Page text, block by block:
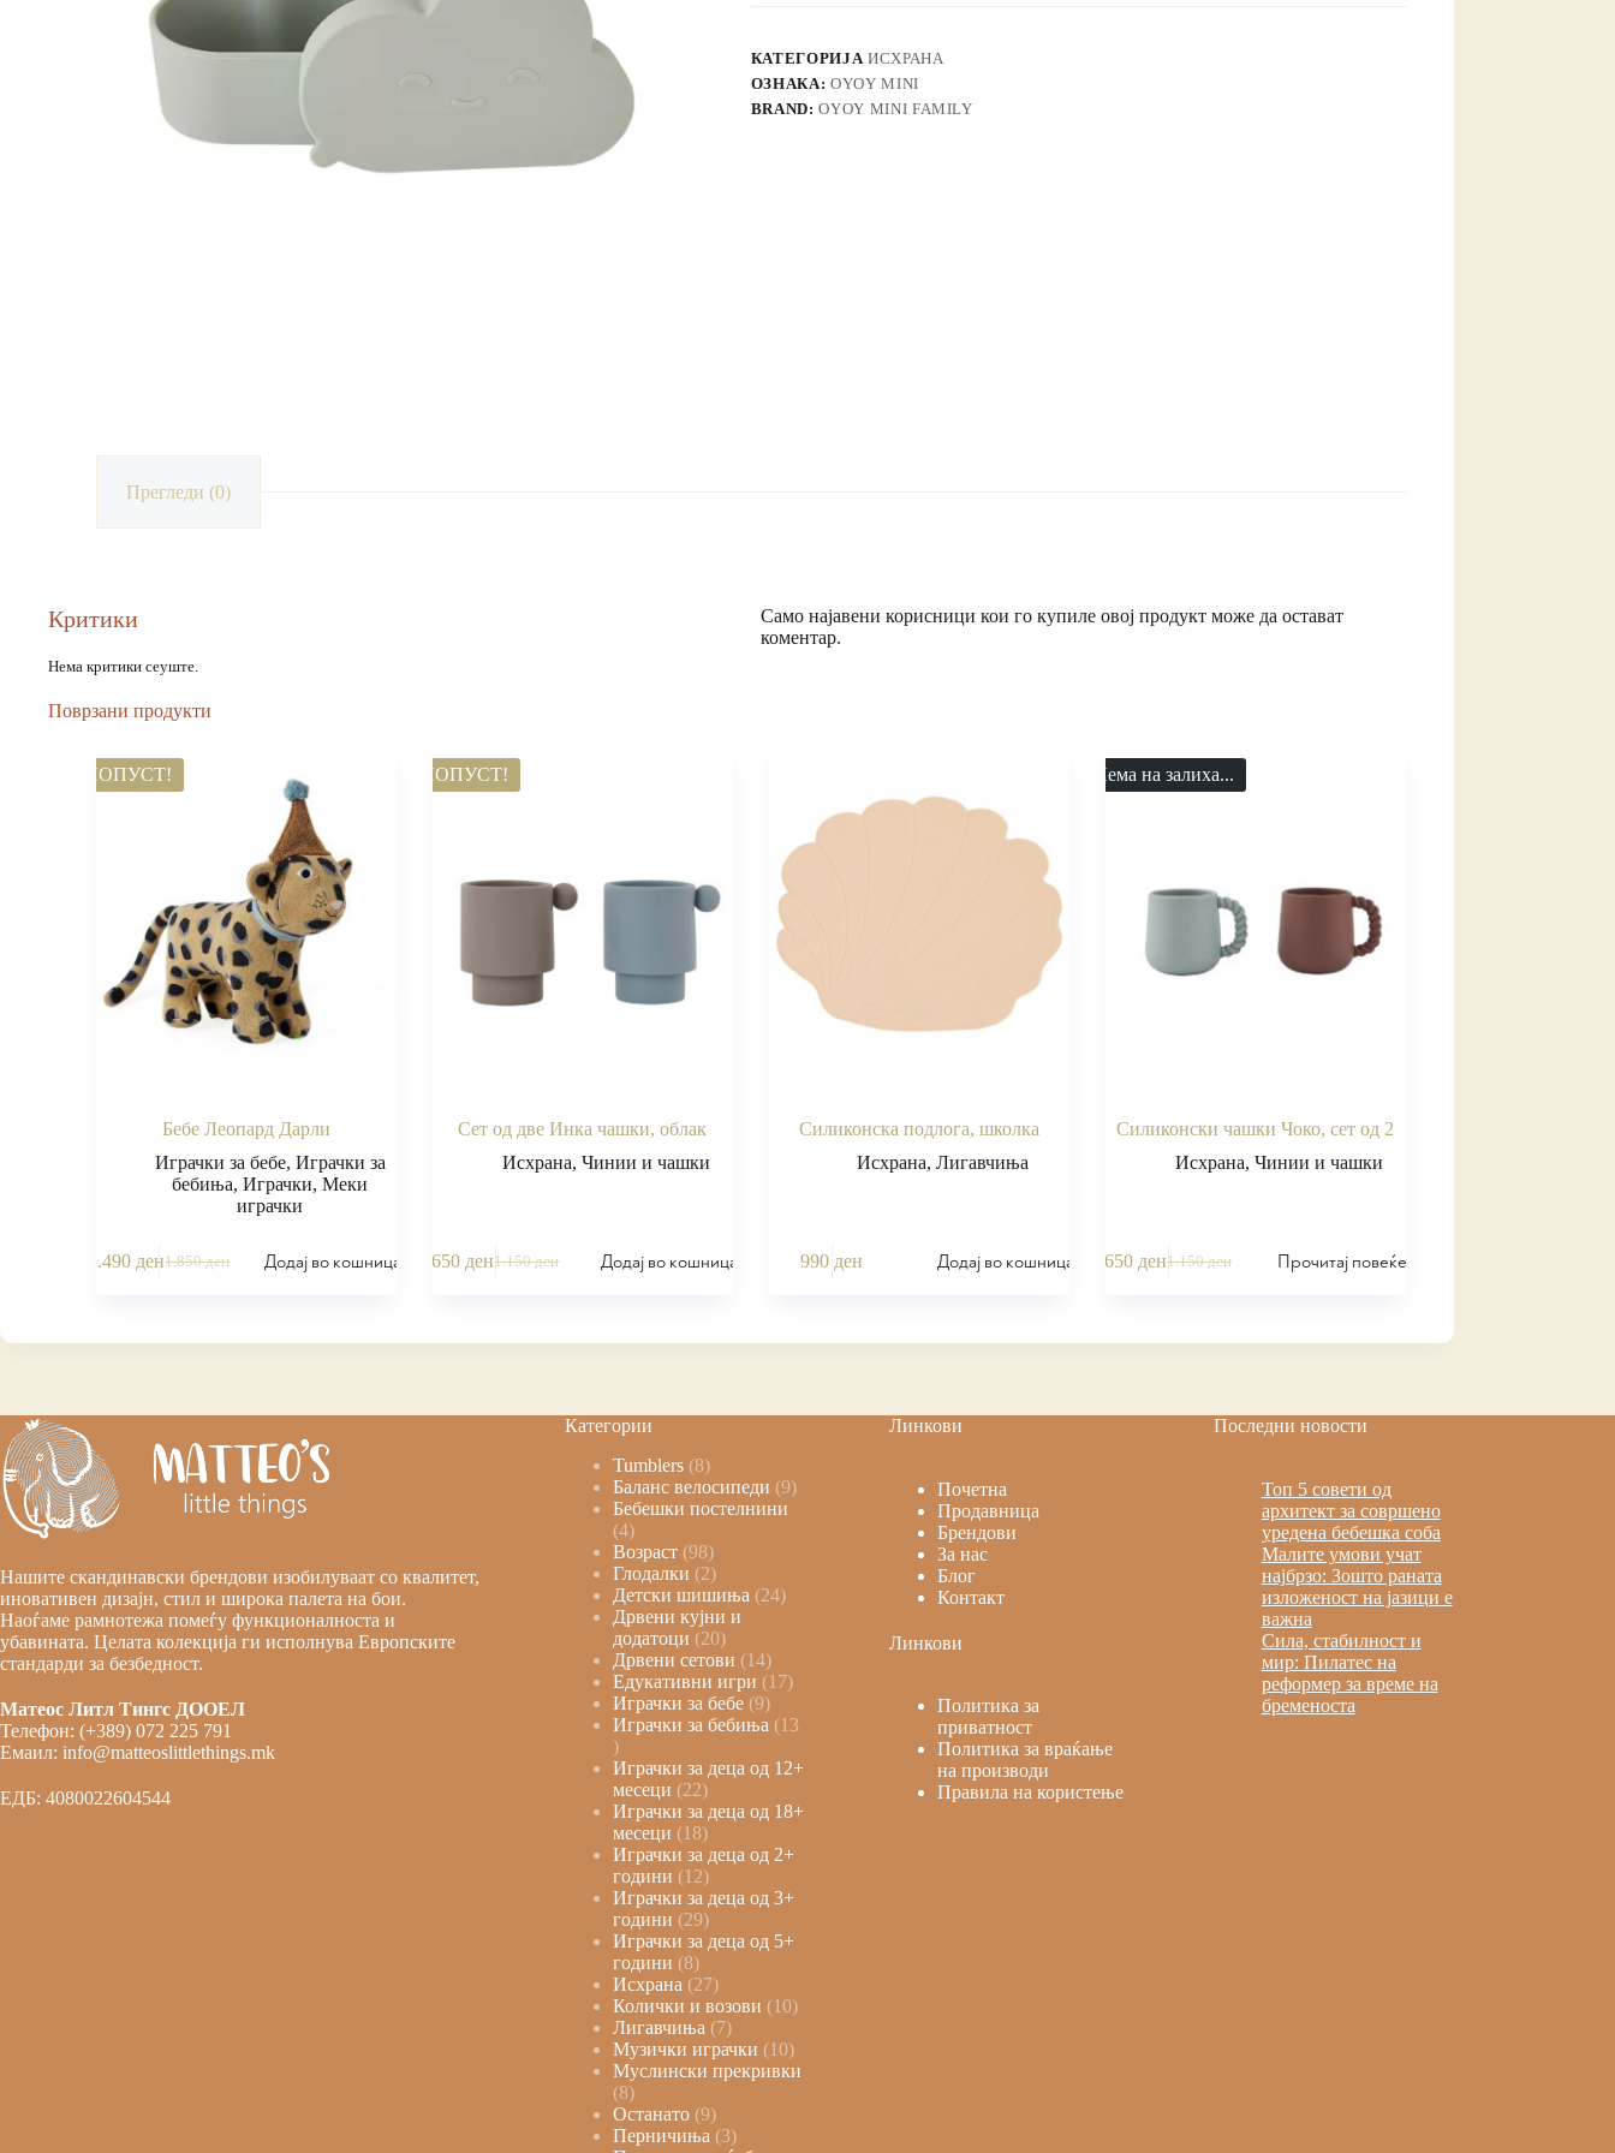
КАТЕГОРИЈА ИСХРАНА
ОЗНАКА: OYOY MINI
BRAND:OYOY MINI FAMILY
Прегледи (0)
Критики
Нема критики сеуште.
Само најавени корисници кои го купиле овој продукт може да остават
коментар.
Поврзани продукти
ПОПУСТ!
Бебе Леопард Дарли
Играчки за бебе, Играчки за
бебиња,Играчки,Меки
играчки
1.850ден
1.490 ден Додај во кошница
ПОПУСТ!
Сет од две Инка чашки, облак
Исхрана,Чинии и чашки
1.150ден
650 ден Додај во кошница
Силиконска подлога, школка
Исхрана,Лигавчиња
990 ден Додај во кошница
Нема на залиха...
Силиконски чашки Чоко, сет од 2
Исхрана,Чинии и чашки
1.150ден
650 ден Прочитај повеќе
Нашите скандинавски брендови изобилуваат со квалитет,
иновативен дизајн, стил и широка палета на бои.
Наоѓаме рамнотежа помеѓу функционалноста и
убавината. Целата колекција ги исполнува Европските
стандарди за безбедност.
Матеос Литл Тингс ДООЕЛ
Телефон: (+389) 072 225 791
Емаил: info@matteoslittlethings.mk
ЕДБ: 4080022604544
Категории
Tumblers 8
Баланс велосипеди 9
Бебешки постелнини
4
Возраст 98
Глодалки 2
Детски шишиња 24
Дрвени кујни и
додатоци 20
Дрвени сетови 14
Едукативни игри 17
Играчки за бебе 9
Играчки за бебиња 13
Играчки за деца од 12+
месеци 22
Играчки за деца од 18+
месеци 18
Играчки за деца од 2+
години 12
Играчки за деца од 3+
години 29
Играчки за деца од 5+
години 8
Исхрана 27
Колички и возови 10
Лигавчиња 7
Музички играчки 10
Муслински прекривки
8
Останато 9
Перничиња 3
Линкови
Почетна
Продавница
Брендови
За нас
Блог
Контакт
Линкови
Политика за
приватност
Политика за враќање
на производи
Правила на користење
Последни новости
Топ 5 совети од
архитект за совршено
уредена бебешка соба
Малите умови учат
најбрзо: Зошто раната
изложеност на јазици е
важна
Сила, стабилност и
мир: Пилатес на
реформер за време на
бременоста